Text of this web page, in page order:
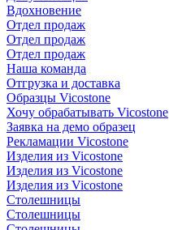
Вдохновение
Отдел продаж
Отдел продаж
Отдел продаж
Наша команда
Отгрузка и доставка
Образцы Vicostone
Хочу обрабатывать Vicostone
Заявка на демо образец
Рекламации Vicostone
Изделия из Vicostone
Изделия из Vicostone
Изделия из Vicostone
Столешницы
Столешницы